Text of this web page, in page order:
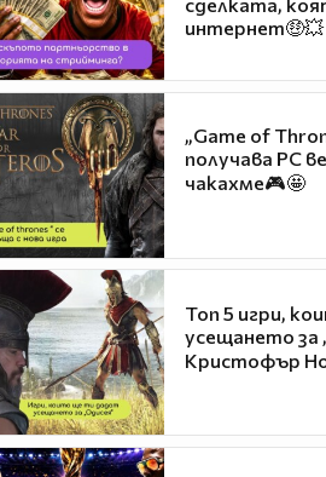
интернет🤑💥
„Game of
получава PC
чакахме🎮🤩
Топ 5 игри,
усещането за
Кристофър